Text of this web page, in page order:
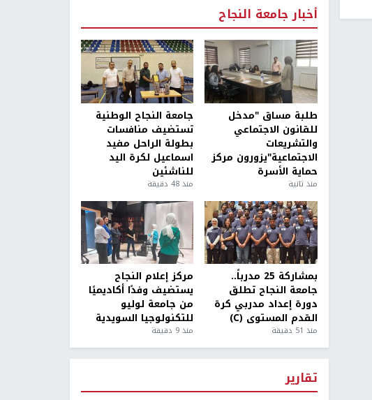
أخبار جامعة النجاح
طلبة مساق "مدخل
للقانون الاجتماعي
والتشريعات
الاجتماعية"يزورون مركز
حماية الأسرة
منذ ثانية
جامعة النجاح الوطنية
تستضيف منافسات
بطولة الراحل مفيد
اسماعيل لكرة اليد
للناشئين
منذ 48 دقيقة
بمشاركة 25 مدرباً..
جامعة النجاح تطلق
دورة إعداد مدربي كرة
القدم المستوى (C)
منذ 51 دقيقة
مركز إعلام النجاح
يستضيف وفدًا أكاديميًا
من جامعة لوليو
للتكنولوجيا السويدية
منذ 9 دقيقة
تقارير